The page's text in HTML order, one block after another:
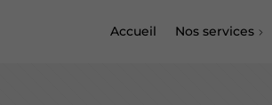
Accueil Nos services